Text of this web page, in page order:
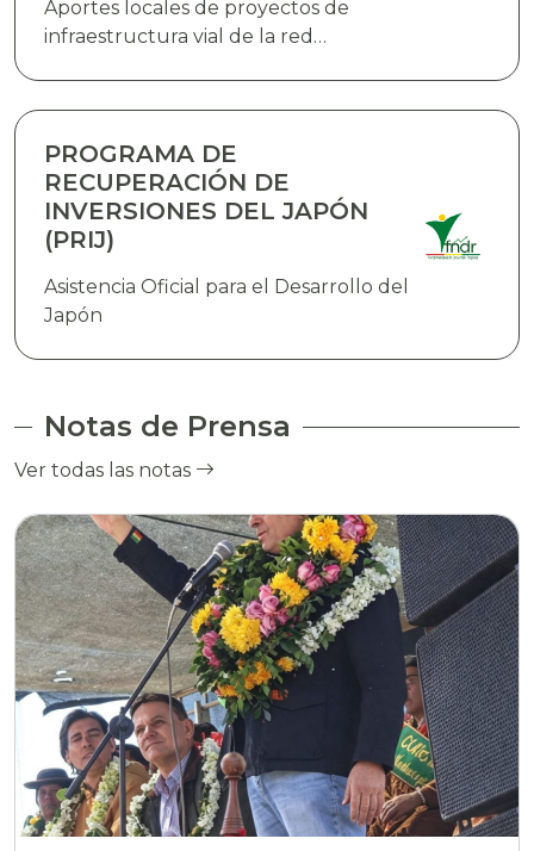
Aportes locales de proyectos de
infraestructura vial de la red
vial en rutas urbanas e interurbanas,
Infraestructura aeroportuaria y
equipamiento, Adquisición de bienes
PROGRAMA DE
RECUPERACIÓN DE
INVERSIONES DEL JAPÓN
(PRIJ)
Asistencia Oficial para el Desarrollo del
Japón
Notas de Prensa
Ver todas las notas